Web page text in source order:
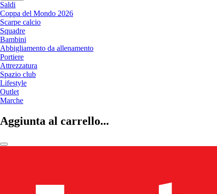
Saldi
Coppa del Mondo 2026
Scarpe calcio
Squadre
Bambini
Abbigliamento da allenamento
Portiere
Attrezzatura
Spazio club
Lifestyle
Outlet
Marche
Aggiunta al carrello...